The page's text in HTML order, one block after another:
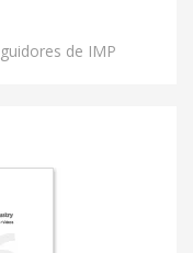
de IMP